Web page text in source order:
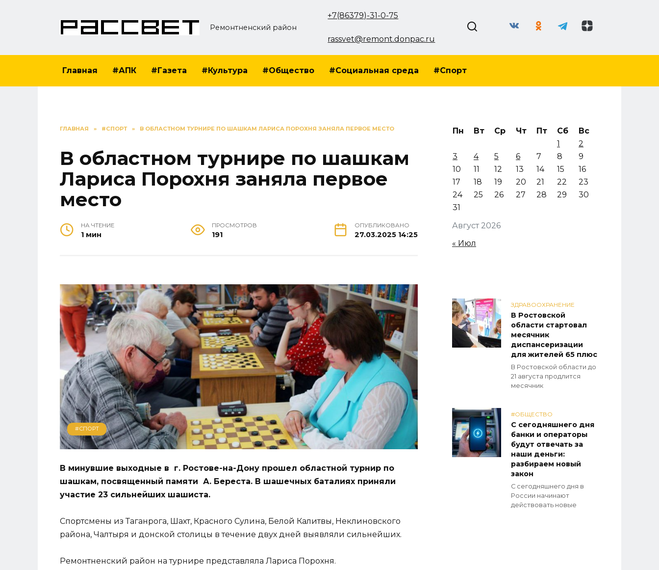
Ремонтненский район
+7(86379)-31-0-75
rassvet@remont.donpac.ru
Главная #АПК #Газета #Культура #Общество #Социальная среда #Спорт
ГЛАВНАЯ » #СПОРТ » В ОБЛАСТНОМ ТУРНИРЕ ПО ШАШКАМ ЛАРИСА ПОРОХНЯ ЗАНЯЛА ПЕРВОЕ МЕСТО
В областном турнире по шашкам
Лариса Порохня заняла первое
место
НА ЧТЕНИЕ
1 мин
ПРОСМОТРОВ
191
ОПУБЛИКОВАНО
27.03.2025 14:25
#СПОРТ
В минувшие выходные в г. Ростове-на-Дону прошел областной турнир по
шашкам, посвященный памяти А. Береста. В шашечных баталиях приняли
участие 23 сильнейших шашиста.
Спортсмены из Таганрога, Шахт, Красного Сулина, Белой Калитвы, Неклиновского
района, Чалтыря и донской столицы в течение двух дней выявляли сильнейших.
Ремонтненский район на турнире представляла Лариса Порохня.
Август 2026
Пн Вт Ср Чт Пт Сб
Вс
1
2
3
4 5 6 7 8
9
10
11 12 13 14 15
16
17
18 19 20 21 22
23
24
25 26 27 28 29
30
31
« Июл
ЗДРАВООХРАНЕНИЕ
В Ростовской
области стартовал
месячник
диспансеризации
для жителей 65 плюс
В Ростовской области до
21 августа продлится
месячник
#ОБЩЕСТВО
С сегодняшнего дня
банки и операторы
будут отвечать за
наши деньги:
разбираем новый
закон
С сегодняшнего дня в
России начинают
действовать новые